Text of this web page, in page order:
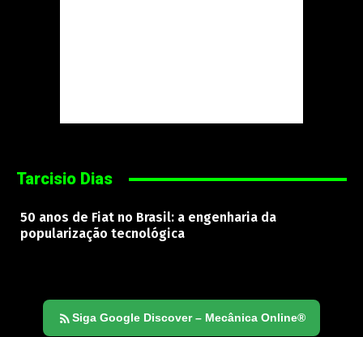
Tarcisio Dias
50 anos de Fiat no Brasil: a engenharia da
popularização tecnológica
Siga Google Discover – Mecânica Online®